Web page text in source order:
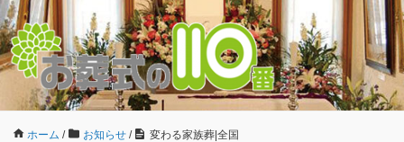
ホーム / お知らせ / 変わる家族葬|全国